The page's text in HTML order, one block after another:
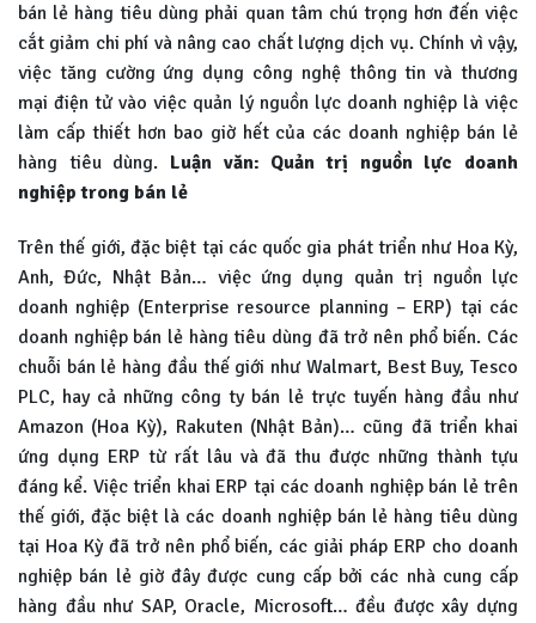
bán lẻ hàng tiêu dùng phải quan tâm chú trọng hơn đến việc
cắt giảm chi phí và nâng cao chất lượng dịch vụ. Chính vì vậy,
việc tăng cường ứng dụng công nghệ thông tin và thương
mại điện tử vào việc quản lý nguồn lực doanh nghiệp là việc
làm cấp thiết hơn bao giờ hết của các doanh nghiệp bán lẻ
hàng tiêu dùng. Luận văn: Quản trị nguồn lực doanh
nghiệp trong bán lẻ
Trên thế giới, đặc biệt tại các quốc gia phát triển như Hoa Kỳ,
Anh, Đức, Nhật Bản… việc ứng dụng quản trị nguồn lực
doanh nghiệp (Enterprise resource planning – ERP) tại các
doanh nghiệp bán lẻ hàng tiêu dùng đã trở nên phổ biến. Các
chuỗi bán lẻ hàng đầu thế giới như Walmart, Best Buy, Tesco
PLC, hay cả những công ty bán lẻ trực tuyến hàng đầu như
Amazon (Hoa Kỳ), Rakuten (Nhật Bản)… cũng đã triển khai
ứng dụng ERP từ rất lâu và đã thu được những thành tựu
đáng kể. Việc triển khai ERP tại các doanh nghiệp bán lẻ trên
thế giới, đặc biệt là các doanh nghiệp bán lẻ hàng tiêu dùng
tại Hoa Kỳ đã trở nên phổ biến, các giải pháp ERP cho doanh
nghiệp bán lẻ giờ đây được cung cấp bởi các nhà cung cấp
hàng đầu như SAP, Oracle, Microsoft… đều được xây dựng